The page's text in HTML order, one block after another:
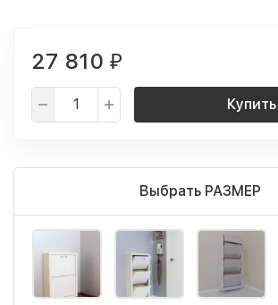
27 810 ₽
Купить
Выбрать РАЗМЕР